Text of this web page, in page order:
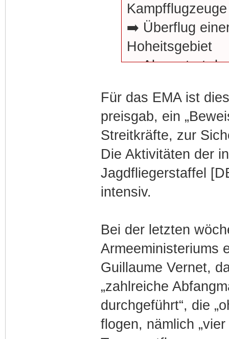
➡️ Überflug
Hoheitsgebiet
➡️ Alarmstart
video
➡️
pic.twitter.com/
— Französische
Für das EMA ist
preisgab, ein
Streitkräfte, zur
Die Aktivitäten der
Jagdfliegerstaffel
intensiv.
Bei der letzten
Armeeministeriums
Guillaume Vernet,
„zahlreiche
durchgeführt“, die
flogen, nämlich